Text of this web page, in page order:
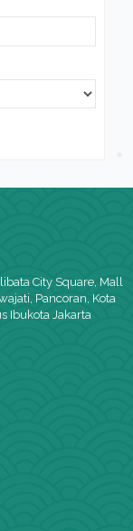
City Square, Mall
Pancoran, Kota
Ibukota Jakarta